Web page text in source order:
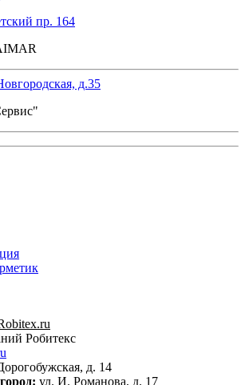
пр. 164
д.35
Робитекс
д. 14
ул. И. Романова, д. 17